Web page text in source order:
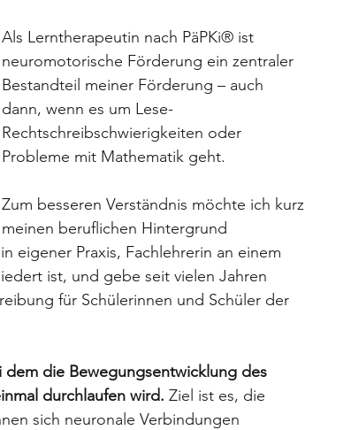
Als Lerntherapeutin nach PäPKi® ist
neuromotorische Förderung ein zentraler
Bestandteil meiner Förderung – auch
dann, wenn es um Lese-
Rechtschreibschwierigkeiten oder
Probleme mit Mathematik geht.
Zum besseren Verständnis möchte ich kurz
meinen beruflichen Hintergrund
eigener Praxis, Fachlehrerin an einem
ist, und gebe seit vielen Jahren
für Schülerinnen und Schüler der
die Bewegungsentwicklung des
durchlaufen wird. Ziel ist es, die
sich neuronale Verbindungen